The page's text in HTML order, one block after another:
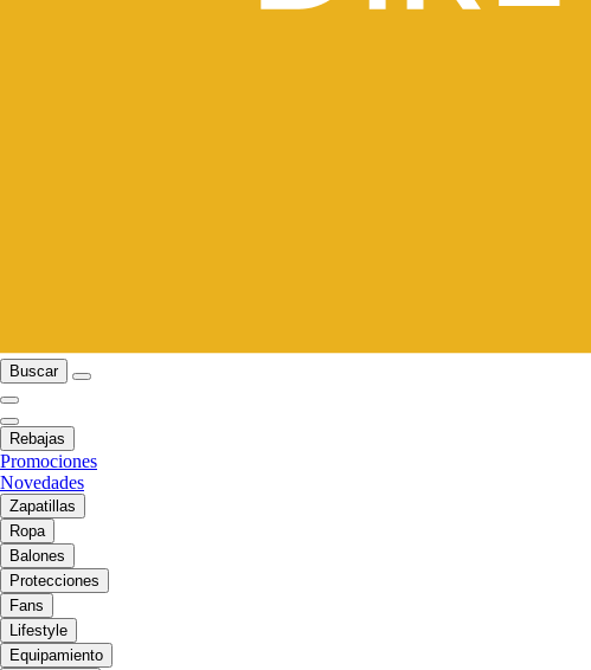
Buscar
Rebajas
Promociones
Novedades
Zapatillas
Ropa
Balones
Protecciones
Fans
Lifestyle
Equipamiento